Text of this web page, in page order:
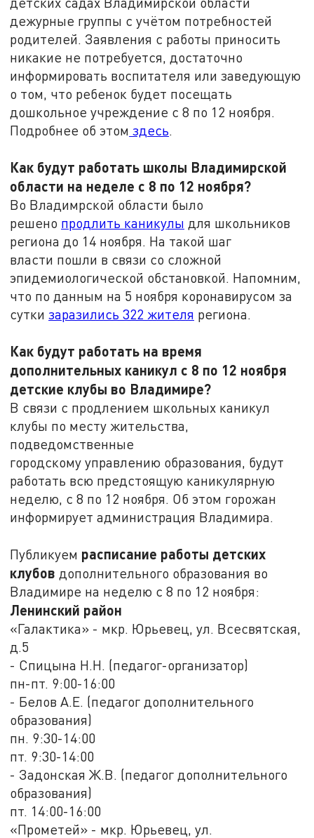
дежурные группы с учётом потребностей
родителей. Заявления с работы приносить
никакие не потребуется, достаточно
информировать воспитателя или заведующую
о том, что ребенок будет посещать
дошкольное учреждение с 8 по 12 ноября.
Подробнее об этом здесь.
Как будут работать школы Владимирской
области на неделе с 8 по 12 ноября?
Во Владимрской области было
решено продлить каникулы для школьников
региона до 14 ноября. На такой шаг
власти пошли в связи со сложной
эпидемиологической обстановкой. Напомним,
что по данным на 5 ноября коронавирусом за
суткизаразились 322 жителя региона.
Как будут работать на время
дополнительных каникул с 8 по 12 ноября
детские клубы во Владимире?
В связи с продлением школьных каникул
клубы по месту жительства,
подведомственные
городскому управлению образования, будут
работать всю предстоящую каникулярную
неделю, с 8 по 12 ноября. Об этом горожан
информирует администрация Владимира.
Публикуем расписание работы детских
клубов дополнительного образования во
Владимире на неделю с 8 по 12 ноября:
Ленинский район
«Галактика» - мкр. Юрьевец, ул. Всесвятская,
д.5
- Спицына Н.Н. (педагог-организатор)
пн-пт. 9:00-16:00
- Белов А.Е. (педагог дополнительного
образования)
пн. 9:30-14:00
пт. 9:30-14:00
- Задонская Ж.В. (педагог дополнительного
образования)
пт. 14:00-16:00
«Прометей» - мкр. Юрьевец, ул.